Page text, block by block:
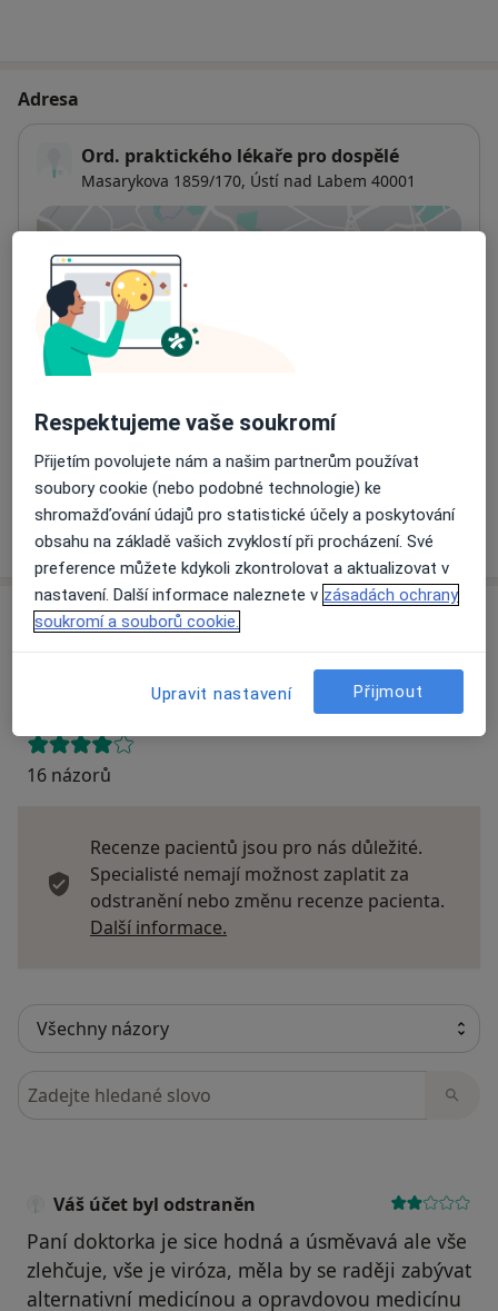
Adresa
Ord. praktického lékaře pro dospělé
Masarykova 1859/170, Ústí nad Labem 40001
Dostupnost
Na této adrese online kalendář není aktivní
Co mám v takové situaci udělat?
Způsoby platby (soukromé návštěvy)
Detaily
Více
o adrese
Názory
Přidejte svůj názor
16 názorů
Recenze pacientů jsou pro nás důležité.
Specialisté nemají možnost zaplatit za
odstranění nebo změnu recenze pacienta.
Další informace.
Hledejte v názorech
Váš účet byl odstraněn
Paní doktorka je sice hodná a úsměvavá ale vše
zlehčuje, vše je viróza, měla by se raději zabývat
alternativní medicínou a opravdovou medicínu
Respektujeme vaše soukromí
Přijetím povolujete nám a našim partnerům používat
soubory cookie (nebo podobné technologie) ke
shromažďování údajů pro statistické účely a poskytování
obsahu na základě vašich zvyklostí při procházení. Své
preference můžete kdykoli zkontrolovat a aktualizovat v
nastavení. Další informace naleznete v zásadách ochrany
soukromí a souborů cookie.
Upravit nastavení Přijmout